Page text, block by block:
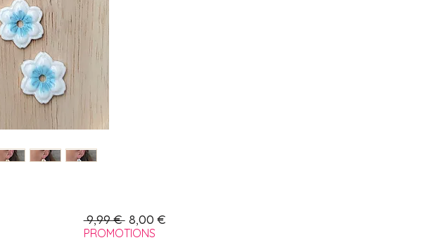
9,99 € Prix
original
8,00 €Prix
PROMOTIONS